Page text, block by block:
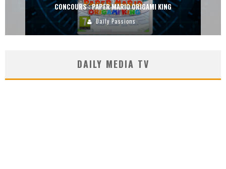
CONCOURS : DREAMS SUR PS4
Carlos Mühlig
DAILY MEDIA TV